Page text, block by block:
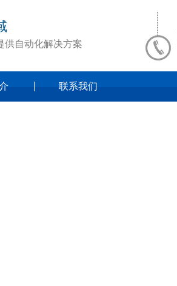
供自动化解决方案
联系我们